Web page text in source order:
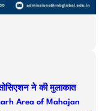
ने की मुलाकात
Area of Mahajan